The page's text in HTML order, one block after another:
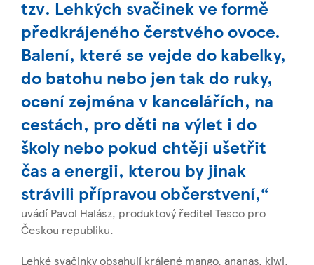
tzv. Lehkých svačinek ve formě
předkrájeného čerstvého ovoce.
Balení, které se vejde do kabelky,
do batohu nebo jen tak do ruky,
ocení zejména v kancelářích, na
cestách, pro děti na výlet i do
školy nebo pokud chtějí ušetřit
čas a energii, kterou by jinak
strávili přípravou občerstvení,“
uvádí Pavol Halász, produktový ředitel Tesco pro
Českou republiku.
Lehké svačinky obsahují krájené mango, ananas, kiwi,